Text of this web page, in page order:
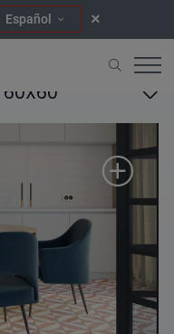
Español